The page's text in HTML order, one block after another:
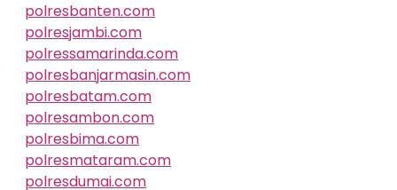
polresbanten.com
polresjambi.com
polressamarinda.com
polresbanjarmasin.com
polresbatam.com
polresambon.com
polresbima.com
polresmataram.com
polresdumai.com